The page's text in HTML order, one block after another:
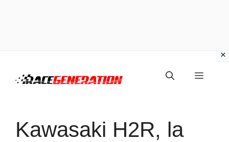
Menu
Kawasaki H2R, la